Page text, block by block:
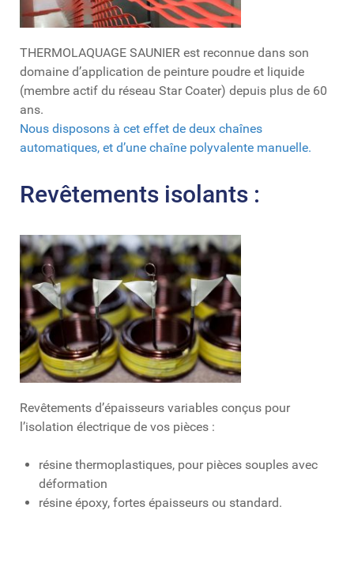
THERMOLAQUAGE SAUNIER est reconnue dans son
domaine d’application de peinture poudre et liquide
(membre actif du réseau Star Coater) depuis plus de 60
ans.
Nous disposons à cet effet de deux chaînes
automatiques, et d’une chaîne polyvalente manuelle.
Revêtements isolants :
Revêtements d’épaisseurs variables conçus pour
l’isolation électrique de vos pièces :
résine thermoplastiques, pour pièces souples avec
déformation
résine époxy, fortes épaisseurs ou standard.